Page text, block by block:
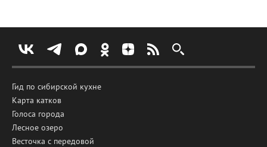
Гид по сибирской кухне
Карта катков
Голоса города
Лесное озеро
Весточка с передовой